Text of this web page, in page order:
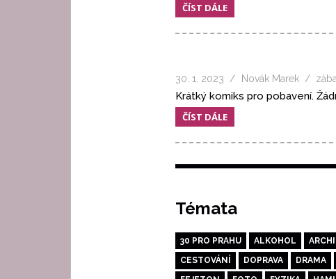
ČÍST DÁLE
30. 1. 2023 Novák Marek
Krátký komiks pro pobavení.
ČÍST DÁLE
Témata
30 PRO PRAHU ALKOHOL
CESTOVÁNÍ DOPRAVA DRAMA